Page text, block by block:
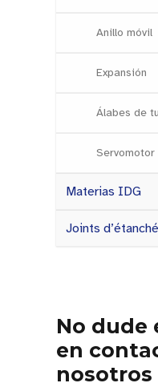
Anillo móvil
Expansión
Álabes de
Servomotor
Materias IDG
Joints
No dude
en
nosotros